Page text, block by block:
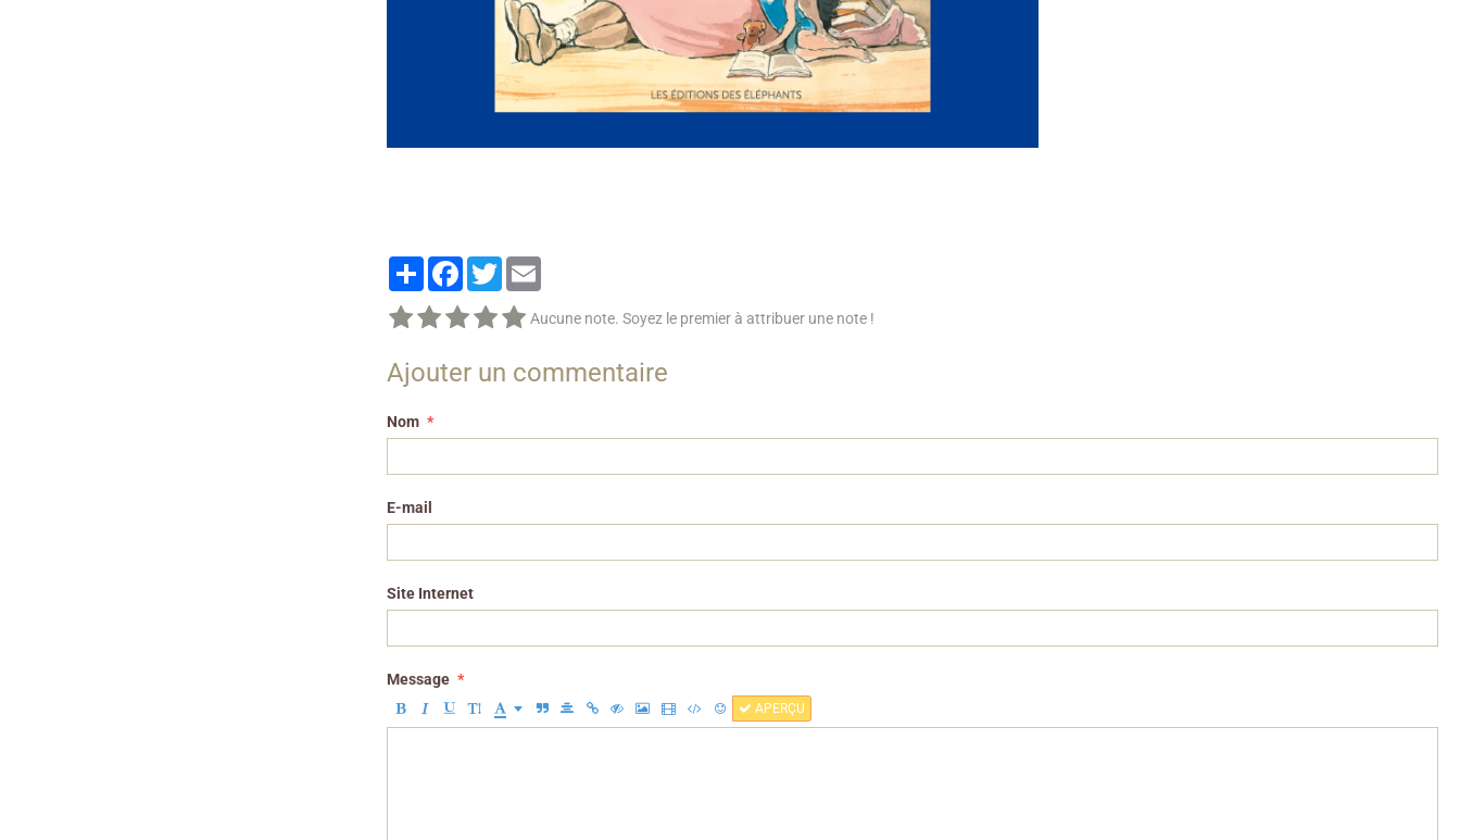
PartagerFacebook
Twitter
Aucune note. Soyez le premier à attribuer une note !
Ajouter un commentaire
Nom
E-mail
Site Internet
Message
APERÇU